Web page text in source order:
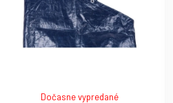
Dočasne vypredané